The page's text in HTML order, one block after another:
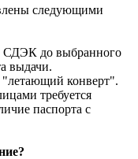
следующими
СДЭК до выбранного
выдачи.
"летающий конверт".
требуется
паспорта с